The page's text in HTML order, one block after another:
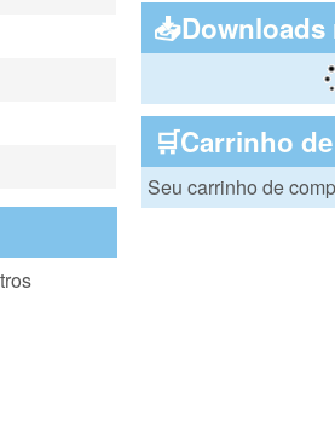
📥Downloads
🛒Carrinho
Seu carrinho de